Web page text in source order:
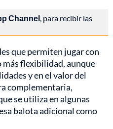
Channel, para recibir las
que permiten jugar con
flexibilidad, aunque
y en el valor del
complementaria,
se utiliza en algunas
balota adicional como